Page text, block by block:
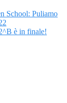
School: Puliamo
è in finale!